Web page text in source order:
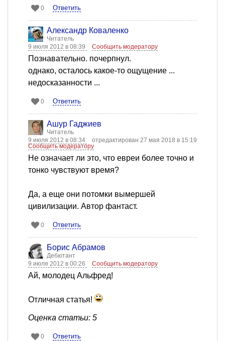
0 Ответить
Александр Коваленко
Читатель
9 июля 2012 в 08:39
Сообщить модератору
Познавательно. почерпнул.
однако, осталось какое-то ощущение ...
недосказанности ...
0 Ответить
Ашур Гаджиев
Читатель
9 июля 2012 в 08:34
отредактирован 27 мая 2018 в 15:19
Сообщить модератору
Не означает ли это, что евреи более точно и
тонко чувствуют время?
Да, а еще они потомки вымершей
цивилизации. Автор фантаст.
0 Ответить
Борис Абрамов
Дебютант
9 июля 2012 в 00:26
Сообщить модератору
Aй, молодец Альфред!
Отличная статья!
Оценка статьи: 5
0 Ответить